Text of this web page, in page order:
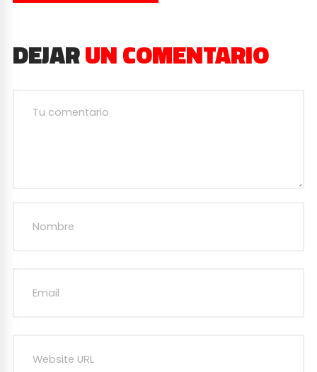
DEJARUN COMENTARIO